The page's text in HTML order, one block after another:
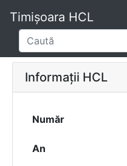
Timișoara HCL
Informații HCL
Număr
An